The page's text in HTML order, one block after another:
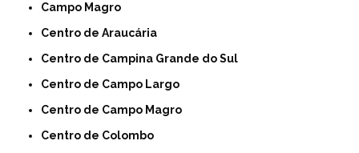
Campo Magro
Centro de Araucária
Centro de Campina Grande do Sul
Centro de Campo Largo
Centro de Campo Magro
Centro de Colombo